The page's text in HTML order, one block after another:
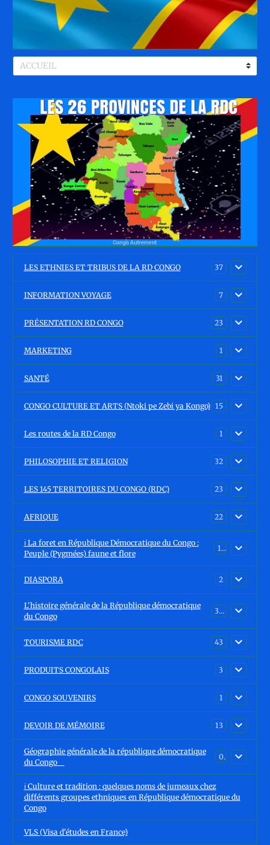
LES ETHNIES ET TRIBUS DE LA RD CONGO 37
INFORMATION VOYAGE 7
PRÉSENTATION RD CONGO 23
MARKETING 1
SANTÉ 31
CONGO CULTURE ET ARTS (Ntoki pe Zebi ya Kongo) 15
Les routes de la RD Congo 1
PHILOSOPHIE ET RELIGION 32
LES 145 TERRITOIRES DU CONGO (RDC) 23
AFRIQUE 22
ℹ️ La foret en République Démocratique du Congo :
Peuple (Pygmées) faune et flore
15
DIASPORA 2
L'histoire générale de la République démocratique
du Congo
30
TOURISME RDC 43
PRODUITS CONGOLAIS 3
CONGO SOUVENIRS 1
DEVOIR DE MÉMOIRE 13
Géographie générale de la république démocratique
du Congo
0
ℹ️ Culture et tradition : quelques noms de jumeaux chez
différents groupes ethniques en République démocratique du
Congo
VLS (Visa d'études en France)